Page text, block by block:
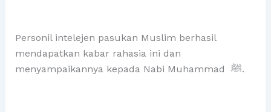
Personil intelejen pasukan Muslim berhasil
mendapatkan kabar rahasia ini dan
menyampaikannya kepada Nabi Muhammad ﷺ.